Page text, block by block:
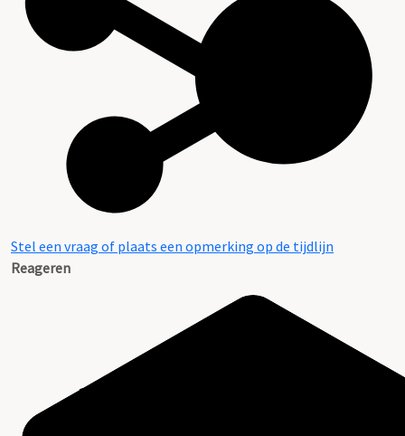
Stel een vraag of plaats een opmerking op de tijdlijn
Reageren